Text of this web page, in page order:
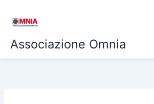
Associazione Omnia